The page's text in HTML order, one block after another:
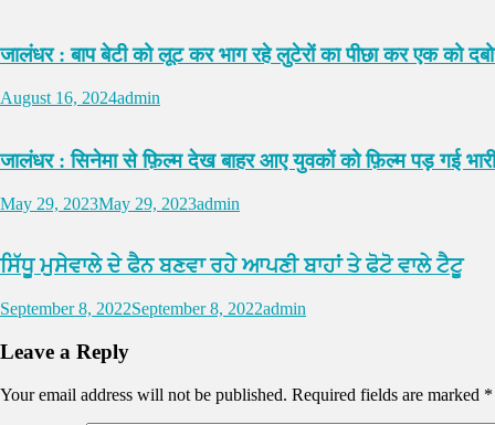
जालंधर : बाप बेटी को लूट कर भाग रहे लुटेरों का पीछा कर एक को
August 16, 2024admin
जालंधर : सिनेमा से फ़िल्म देख बाहर आए युवकों को फ़िल्म पड़ गई भारी
May 29, 2023May 29, 2023admin
ਸਿੱਧੂ ਮੁਸੇਵਾਲੇ ਦੇ ਫੈਨ ਬਣਵਾ ਰਹੇ ਆਪਣੀ ਬਾਹਾਂ ਤੇ ਫੋਟੋ ਵਾਲੇ ਟੈਟੂ
September 8, 2022September 8, 2022admin
Leave a Reply
Your email address will not be published. Required fields are marked *